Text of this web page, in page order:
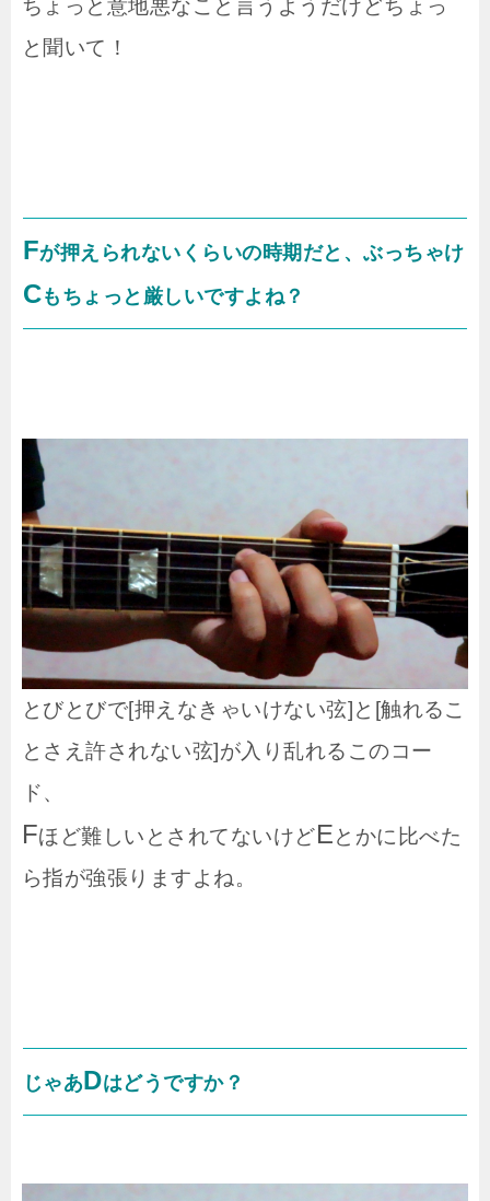
ちょっと意地悪なこと言うようだけどちょっ
と聞いて！
Fが押えられないくらいの時期だと、ぶっちゃけ
Cもちょっと厳しいですよね？
とびとびで[押えなきゃいけない弦]と[触れるこ
とさえ許されない弦]が入り乱れるこのコー
ド、
Fほど難しいとされてないけどEとかに比べた
ら指が強張りますよね。
じゃあDはどうですか？